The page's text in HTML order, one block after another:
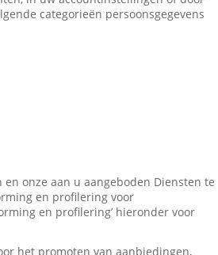
categorieën persoonsgegevens
onze aan u aangeboden Diensten te
en profilering voor
en profilering’ hieronder voor
het promoten van aanbiedingen,